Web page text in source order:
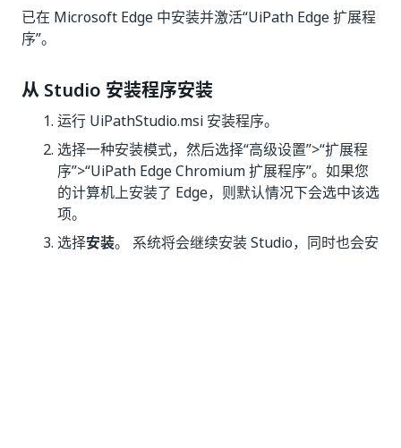
已在 Microsoft Edge 中安装并激活“UiPath Edge 扩展程
序”。
从 Studio 安装程序安装
运行 UiPathStudio.msi 安装程序。
选择一种安装模式，然后选择“高级设置”>“扩展程
序”>“UiPath Edge Chromium 扩展程序”。如果您
的计算机上安装了 Edge，则默认情况下会选中该选
项。
选择安装。 系统将会继续安装 Studio，同时也会安